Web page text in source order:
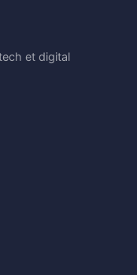
et digital